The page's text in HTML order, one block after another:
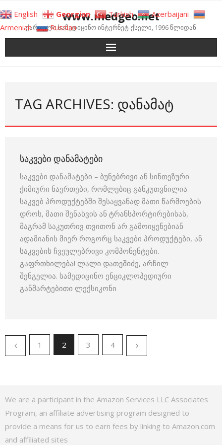
to
content
www.medgeo.net
ქართული სამედიცინო ინტერნეტ-ქსელი, 1996 წლიდან
TAG ARCHIVES: ᲓᲐᲜᲐᲛᲐᲢ
ᲡᲐᲙᲕᲔᲑᲘ ᲓᲐᲜᲐᲛᲐᲢᲔᲑᲘ
საკვები დანამატები – ბუნებრივი ან სინთეზური
ქიმიური ნაერთები, რომლებიც განკუთვნილია
საკვებ პროდუქტებში შესაყვანად მათი წარმოების
დროს, მათი შენახვის ან ტრანსპორტირებისას,
მაგრამ საკუთრივ თვითონ არ გამოიყენებიან
ადამიანის მიერ როგორც საკვები პროდუქტები, ან
საკვების ჩვეულებრივი კომპონენტები.
გაფრთხილება! ლალი დათეშიძე, არჩილ
შენგელია. სამედიცინო ენციკლოპედიური
განმარტებითი ლექსიკონი
1 2 3 4
We are a participant in the Amazon Services LLC Associates
Program, an affiliate advertising program designed to
provide a means for us to earn fees by linking to Amazon.com
and affiliated sites
English Georgian Turkish
Azerbaijani
Armenian
Russian